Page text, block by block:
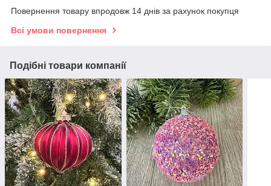
Повернення товару впродовж 14 днів за рахунок покупця
Всі умови повернення
Подібні товари компанії